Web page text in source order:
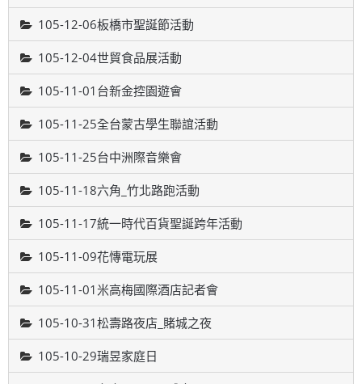
105-12-06板橋市聖誕節活動
105-12-04世貿食品展活動
105-11-01台新金控園遊會
105-11-25全台蒙古學生聯誼活動
105-11-25台中洲際音樂會
105-11-18六角_竹北路跑活動
105-11-17統一時代百貨聖誕跨年活動
105-11-09花慱電玩展
105-11-01米高梅國際酒店記者會
105-10-31松壽路夜店_賭城之夜
105-10-29瑞昱家庭日